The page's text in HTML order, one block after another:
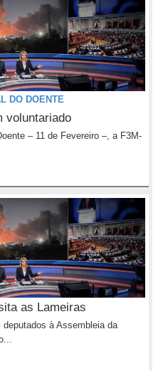
DO DOENTE
voluntariado
– 11 de Fevereiro –, a F3M-
as Lameiras
à Assembleia da